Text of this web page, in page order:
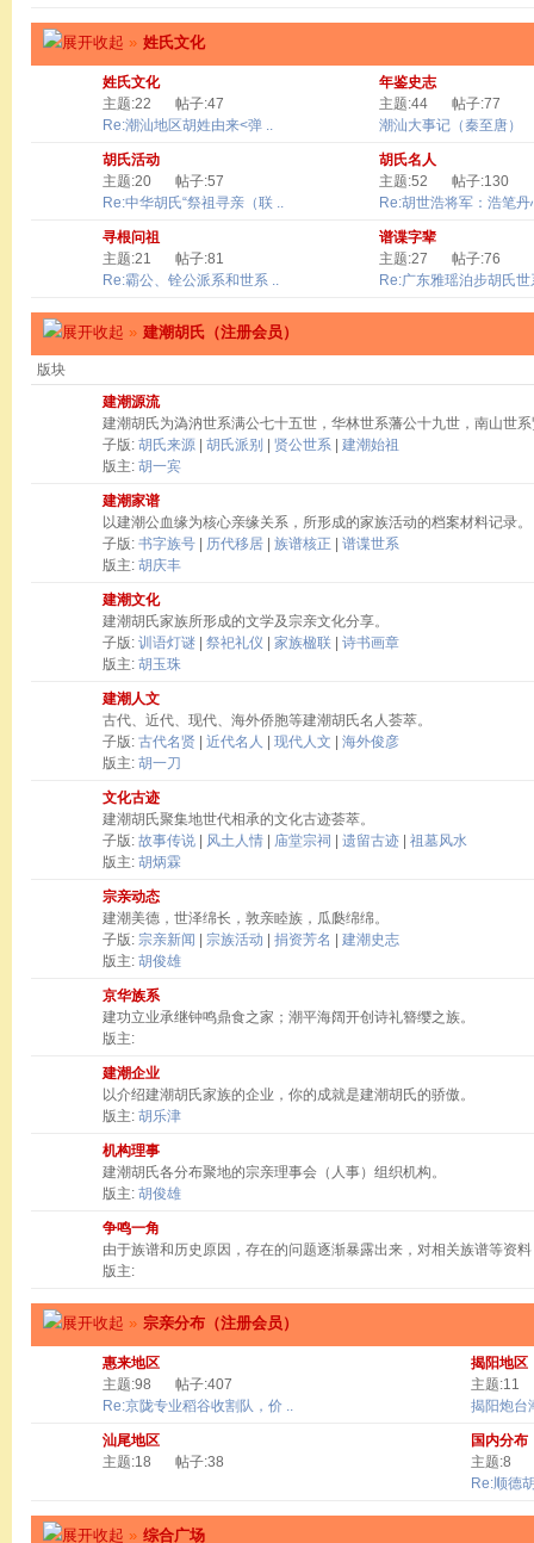
» 姓氏文化
姓氏文化
主题:22
帖子:47
Re:潮汕地区胡姓由来<弹 ..
年鉴史志
主题:44
帖子:77
潮汕大事记（秦至唐）
胡氏活动
主题:20
帖子:57
Re:中华胡氏“祭祖寻亲（联 ..
胡氏名人
主题:52
帖子:130
Re:胡世浩将军：浩笔丹
寻根问祖
主题:21
帖子:81
Re:霸公、铨公派系和世系 ..
谱谍字辈
主题:27
帖子:76
Re:广东雅瑶泊步胡氏世
» 建潮胡氏（注册会员）
版块
建潮源流
建潮胡氏为溈汭世系满公七十五世，华林世系藩公十九世，南山世
子版: 胡氏来源 胡氏派别 贤公世系
建潮始祖
版主: 胡一宾
建潮家谱
以建潮公血缘为核心亲缘关系，所形成的家族活动的档案材料记录。
子版: 书字族号 历代移居 族谱核正
谱谍世系
版主: 胡庆丰
建潮文化
建潮胡氏家族所形成的文学及宗亲文化分享。
子版: 训语灯谜 祭祀礼仪 家族楹联
诗书画章
版主: 胡玉珠
建潮人文
古代、近代、现代、海外侨胞等建潮胡氏名人荟萃。
子版: 古代名贤 近代名人 现代人文
海外俊彦
版主: 胡一刀
文化古迹
建潮胡氏聚集地世代相承的文化古迹荟萃。
子版: 故事传说 风土人情 庙堂宗祠 遗留古迹
祖墓风水
版主: 胡炳霖
宗亲动态
建潮美德，世泽绵长，敦亲睦族，瓜瓞绵绵。
子版: 宗亲新闻 宗族活动 捐资芳名
建潮史志
版主: 胡俊雄
京华族系
建功立业承继钟鸣鼎食之家；潮平海阔开创诗礼簪缨之族。
版主:
建潮企业
以介绍建潮胡氏家族的企业，你的成就是建潮胡氏的骄傲。
版主: 胡乐津
机构理事
建潮胡氏各分布聚地的宗亲理事会（人事）组织机构。
版主: 胡俊雄
争鸣一角
由于族谱和历史原因，存在的问题逐渐暴露出来，对相关族谱等资
版主:
» 宗亲分布（注册会员）
惠来地区
主题:98
帖子:407
Re:京陇专业稻谷收割队，价 ..
揭阳地区
主题:11
揭阳炮台
汕尾地区
主题:18
帖子:38
国内分布
主题:8
Re:顺德
» 综合广场